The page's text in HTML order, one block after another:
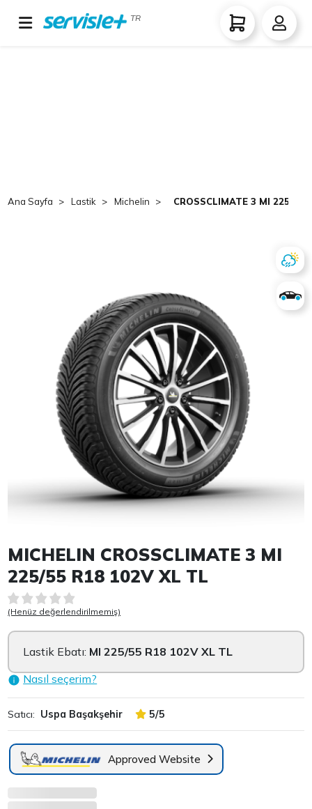
TR
Ana Sayfa Lastik Michelin CROSSCLIMATE 3 MI 225/55
Item 1 of 1
MICHELIN CROSSCLIMATE 3 MI
225/55 R18 102V XL TL
(Henüz değerlendirilmemiş)
Lastik Ebatı: MI 225/55 R18 102V XL TL
Nasıl seçerim?
Satıcı: Uspa Başakşehir 5/5
Approved Website